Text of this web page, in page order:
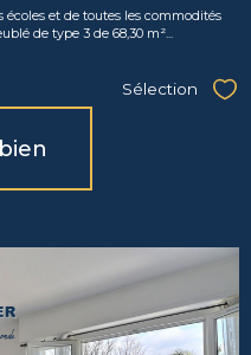
et de toutes les commodités
de type 3 de 68,30 m²...
Sélection